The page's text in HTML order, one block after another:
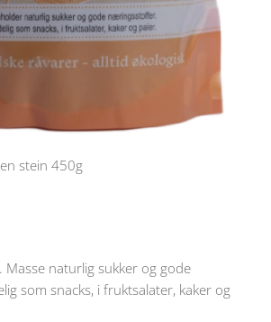
stein 450g
Masse naturlig sukker og gode
som snacks, i fruktsalater, kaker og